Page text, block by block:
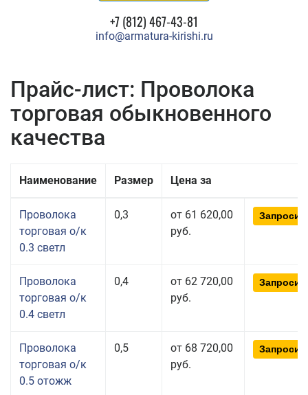
+7 (812) 467-43-81
info@armatura-kirishi.ru
Прайс-лист: Проволока
торговая обыкновенного
качества
Наименование Размер Цена за
Проволока
торговая о/к
0.3 светл
0,3
от 61 620,00
руб.
Проволока
торговая о/к
0.4 светл
0,4
от 62 720,00
руб.
Проволока
торговая о/к
0.5 отожж
0,5
от 68 720,00
руб.